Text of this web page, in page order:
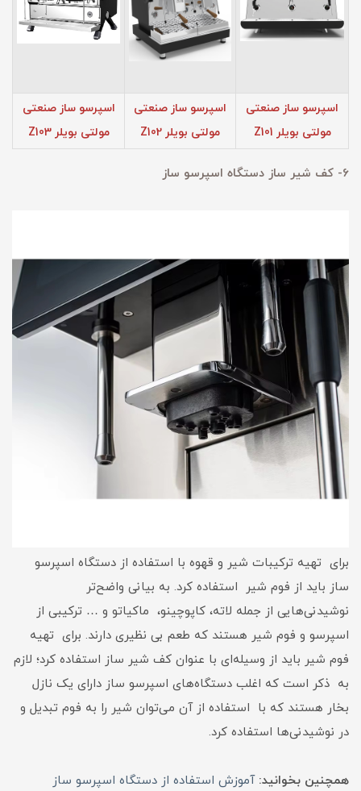
اسپرسو ساز صنعتی
مولتی بویلر Z101
اسپرسو ساز صنعتی
مولتی بویلر Z102
اسپرسو ساز صنعتی
مولتی بویلر Z103
6- کف شیر ساز دستگاه اسپرسو ساز
برای تهیه ترکیبات شیر و قهوه با استفاده از دستگاه اسپرسو
ساز باید از فوم شیر استفاده کرد. به بیانی واضح‌تر
نوشیدنی‌هایی از جمله لاته، کاپوچینو، ماکیاتو و … ترکیبی از
اسپرسو و فوم شیر هستند که طعم بی نظیری دارند. برای تهیه
فوم شیر باید از وسیله‌ای با عنوان کف شیر ساز استفاده کرد؛ لازم
به ذکر است که اغلب دستگاه‌های اسپرسو ساز دارای یک نازل
بخار هستند که با استفاده از آن می‌توان شیر را به فوم تبدیل و
در نوشیدنی‌ها استفاده کرد.
همچنین بخوانید: آموزش استفاده از دستگاه اسپرسو ساز